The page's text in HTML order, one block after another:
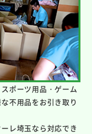
ポーツ用品・ゲーム
不用品をお引き取り
レ埼玉なら対応でき